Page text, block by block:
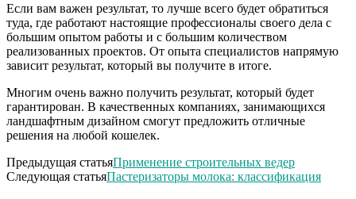
Если вам важен результат, то лучше всего будет обратиться
туда, где работают настоящие профессионалы своего дела с
большим опытом работы и с большим количеством
реализованных проектов. От опыта специалистов напрямую
зависит результат, который вы получите в итоге.
Многим очень важно получить результат, который будет
гарантирован. В качественных компаниях, занимающихся
ландшафтным дизайном смогут предложить отличные
решения на любой кошелек.
Предыдущая статьяПрименение строительных ведер
Следующая статьяПастеризаторы молока: классификация